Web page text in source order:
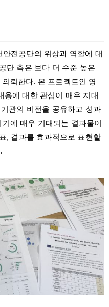
전공단의 위상과 역할에 대
단 측은 보다 더 수준 높은
뢰한다. 본 프로젝트인 영
용에 대한 관심이 매우 지대
관의 비전을 공유하고 성과
에 매우 기대되는 결과물이
, 결과를 효과적으로 표현할